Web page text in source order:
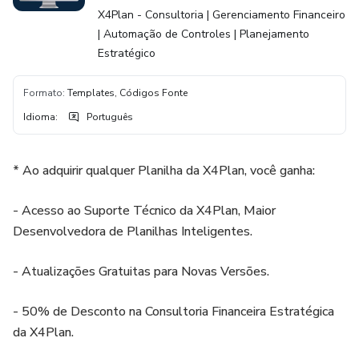
Pessoais
X4Plan - Consultoria | Gerenciamento Financeiro
| Automação de Controles | Planejamento
Estratégico
Formato: Templates, Códigos Fonte
Idioma: Português
* Ao adquirir qualquer Planilha da X4Plan, você ganha:
- Acesso ao Suporte Técnico da X4Plan, Maior
Desenvolvedora de Planilhas Inteligentes.
- Atualizações Gratuitas para Novas Versões.
- 50% de Desconto na Consultoria Financeira Estratégica
da X4Plan.